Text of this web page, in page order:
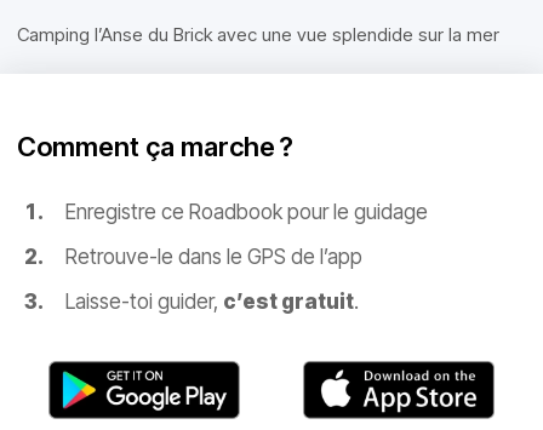
Camping l’Anse du Brick avec une vue splendide sur la mer
Comment ça marche ?
Enregistre ce Roadbook pour le guidage
Retrouve-le dans le GPS de l’app
Laisse-toi guider, c’est gratuit.